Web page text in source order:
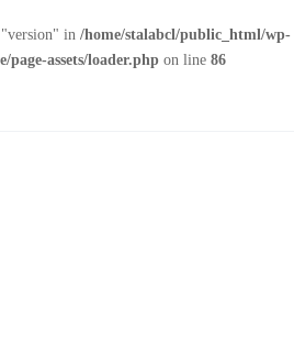
in /home/stalabcl/public_html/wp-
page-assets/loader.php on line 86